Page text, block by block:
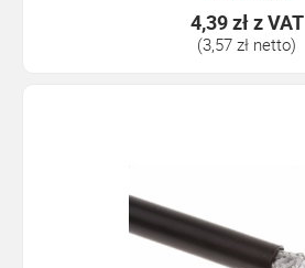
4,39 złz VAT
(3,57 zł netto)